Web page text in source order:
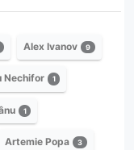
Alex Ivanov 9
Nechifor 1
1
Artemie Popa 3